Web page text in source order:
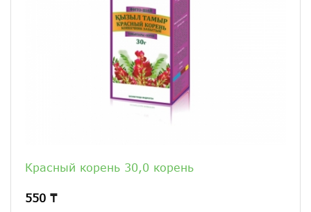
Красный корень 30,0 корень
550 ₸